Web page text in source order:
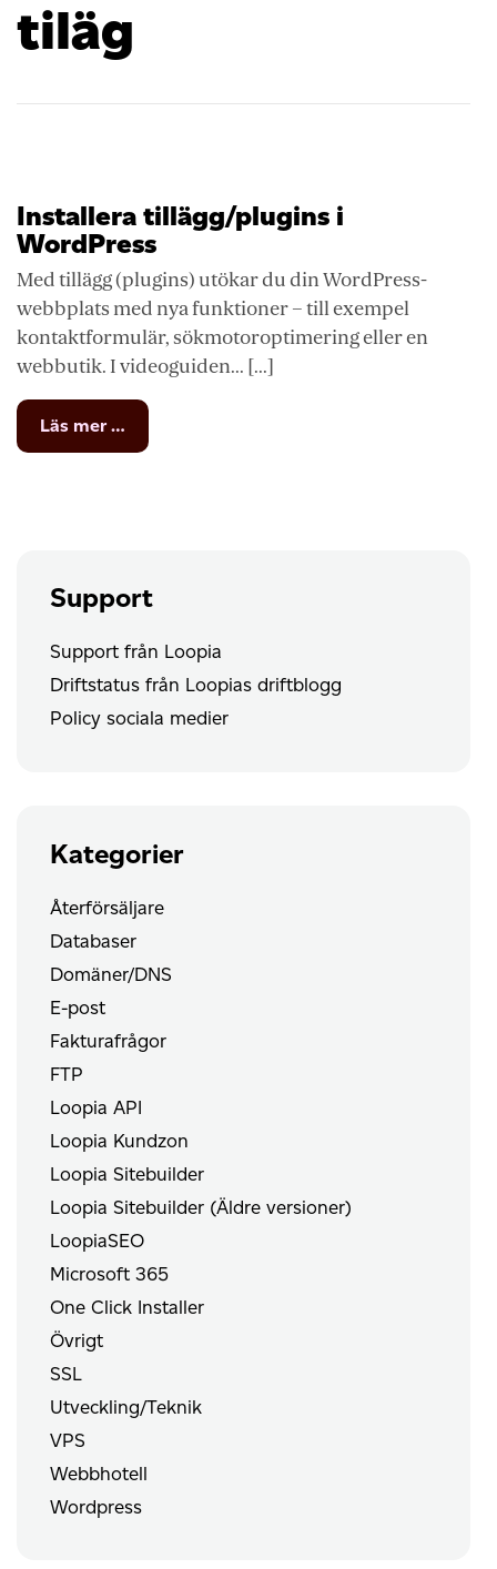
tiläg
Installera tillägg/plugins i
WordPress
Med tillägg (plugins) utökar du din WordPress-
webbplats med nya funktioner – till exempel
kontaktformulär, sökmotoroptimering eller en
webbutik. I videoguiden... [...]
Läs mer …
Installera
Support
Support från Loopia
Driftstatus från Loopias driftblogg
Policy sociala medier
Kategorier
Återförsäljare
Databaser
Domäner/DNS
E-post
Fakturafrågor
FTP
Loopia API
Loopia Kundzon
Loopia Sitebuilder
Loopia Sitebuilder (Äldre versioner)
LoopiaSEO
Microsoft 365
One Click Installer
Övrigt
SSL
Utveckling/Teknik
VPS
Webbhotell
Wordpress